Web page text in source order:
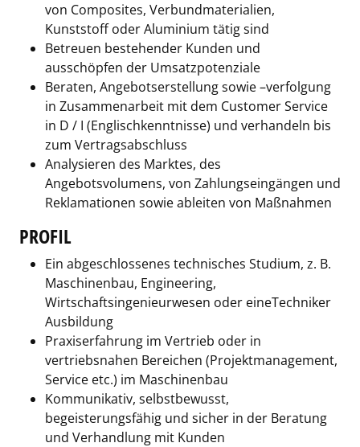
von Composites, Verbundmaterialien,
Kunststoff oder Aluminium tätig sind
Betreuen bestehender Kunden und
ausschöpfen der Umsatzpotenziale
Beraten, Angebotserstellung sowie –verfolgung
in Zusammenarbeit mit dem Customer Service
in D / I (Englischkenntnisse) und verhandeln bis
zum Vertragsabschluss
Analysieren des Marktes, des
Angebotsvolumens, von Zahlungseingängen und
Reklamationen sowie ableiten von Maßnahmen
PROFIL
Ein abgeschlossenes technisches Studium, z. B.
Maschinenbau, Engineering,
Wirtschaftsingenieurwesen oder eineTechniker
Ausbildung
Praxiserfahrung im Vertrieb oder in
vertriebsnahen Bereichen (Projektmanagement,
Service etc.) im Maschinenbau
Kommunikativ, selbstbewusst,
begeisterungsfähig und sicher in der Beratung
und Verhandlung mit Kunden